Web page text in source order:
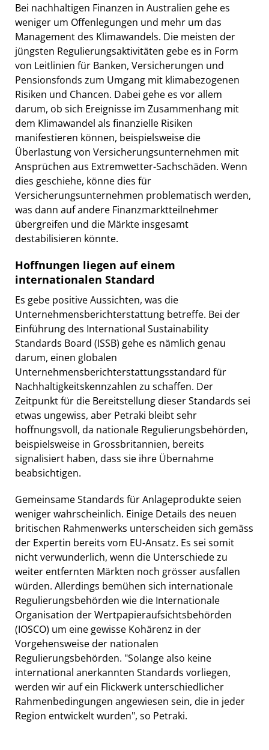
Bei nachhaltigen Finanzen in Australien gehe es
weniger um Offenlegungen und mehr um das
Management des Klimawandels. Die meisten der
jüngsten Regulierungsaktivitäten gebe es in Form
von Leitlinien für Banken, Versicherungen und
Pensionsfonds zum Umgang mit klimabezogenen
Risiken und Chancen. Dabei gehe es vor allem
darum, ob sich Ereignisse im Zusammenhang mit
dem Klimawandel als finanzielle Risiken
manifestieren können, beispielsweise die
Überlastung von Versicherungsunternehmen mit
Ansprüchen aus Extremwetter-Sachschäden. Wenn
dies geschiehe, könne dies für
Versicherungsunternehmen problematisch werden,
was dann auf andere Finanzmarktteilnehmer
übergreifen und die Märkte insgesamt
destabilisieren könnte.
Hoffnungen liegen auf einem
internationalen Standard
Es gebe positive Aussichten, was die
Unternehmensberichterstattung betreffe. Bei der
Einführung des International Sustainability
Standards Board (ISSB) gehe es nämlich genau
darum, einen globalen
Unternehmensberichterstattungsstandard für
Nachhaltigkeitskennzahlen zu schaffen. Der
Zeitpunkt für die Bereitstellung dieser Standards sei
etwas ungewiss, aber Petraki bleibt sehr
hoffnungsvoll, da nationale Regulierungsbehörden,
beispielsweise in Grossbritannien, bereits
signalisiert haben, dass sie ihre Übernahme
beabsichtigen.
Gemeinsame Standards für Anlageprodukte seien
weniger wahrscheinlich. Einige Details des neuen
britischen Rahmenwerks unterscheiden sich gemäss
der Expertin bereits vom EU-Ansatz. Es sei somit
nicht verwunderlich, wenn die Unterschiede zu
weiter entfernten Märkten noch grösser ausfallen
würden. Allerdings bemühen sich internationale
Regulierungsbehörden wie die Internationale
Organisation der Wertpapieraufsichtsbehörden
(IOSCO) um eine gewisse Kohärenz in der
Vorgehensweise der nationalen
Regulierungsbehörden. "Solange also keine
international anerkannten Standards vorliegen,
werden wir auf ein Flickwerk unterschiedlicher
Rahmenbedingungen angewiesen sein, die in jeder
Region entwickelt wurden", so Petraki.